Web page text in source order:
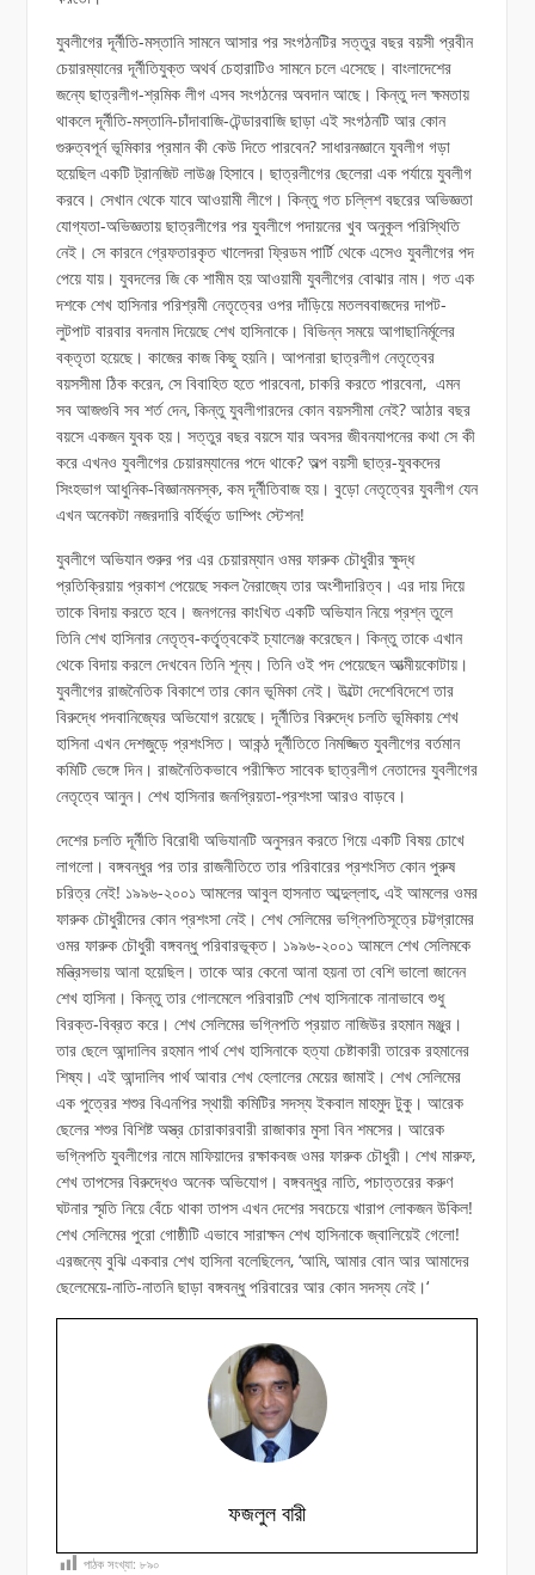
যুবলীগের দূর্নীতি-মস্তানি সামনে আসার পর সংগঠনটির সত্তুর বছর বয়সী প্রবীন
চেয়ারম্যানের দূর্নীতিযুক্ত অথর্ব চেহারাটিও সামনে চলে এসেছে। বাংলাদেশের
জন্যে ছাত্রলীগ-শ্রমিক লীগ এসব সংগঠনের অবদান আছে। কিন্তু দল ক্ষমতায়
থাকলে দূর্নীতি-মস্তানি-চাঁদাবাজি-টেন্ডারবাজি ছাড়া এই সংগঠনটি আর কোন
গুরুত্বপূর্ন ভূমিকার প্রমান কী কেউ দিতে পারবেন? সাধারনজ্ঞানে যুবলীগ গড়া
হয়েছিল একটি ট্রানজিট লাউঞ্জ হিসাবে। ছাত্রলীগের ছেলেরা এক পর্যায়ে যুবলীগ
করবে। সেখান থেকে যাবে আওয়ামী লীগে। কিন্তু গত চল্লিশ বছরের অভিজ্ঞতা
যোগ্যতা-অভিজ্ঞতায় ছাত্রলীগের পর যুবলীগে পদায়নের খুব অনুকূল পরিস্থিতি
নেই। সে কারনে গ্রেফতারকৃত খালেদরা ফ্রিডম পার্টি থেকে এসেও যুবলীগের পদ
পেয়ে যায়। যুবদলের জি কে শামীম হয় আওয়ামী যুবলীগের বোঝার নাম। গত এক
দশকে শেখ হাসিনার পরিশ্রমী নেতৃত্বের ওপর দাঁড়িয়ে মতলববাজদের দাপট-
লুটপাট বারবার বদনাম দিয়েছে শেখ হাসিনাকে। বিভিন্ন সময়ে আগাছানির্মূলের
বক্তৃতা হয়েছে। কাজের কাজ কিছু হয়নি। আপনারা ছাত্রলীগ নেতৃত্বের
বয়সসীমা ঠিক করেন, সে বিবাহিত হতে পারবেনা, চাকরি করতে পারবেনা, এমন
সব আজগুবি সব শর্ত দেন, কিন্তু যুবলীগারদের কোন বয়সসীমা নেই? আঠার বছর
বয়সে একজন যুবক হয়। সত্তুর বছর বয়সে যার অবসর জীবনযাপনের কথা সে কী
করে এখনও যুবলীগের চেয়ারম্যানের পদে থাকে? অল্প বয়সী ছাত্র-যুবকদের
সিংহভাগ আধুনিক-বিজ্ঞানমনস্ক, কম দূর্নীতিবাজ হয়। বুড়ো নেতৃত্বের যুবলীগ যেন
এখন অনেকটা নজরদারি বর্হির্ভূত ডাম্পিং স্টেশন!
যুবলীগে অভিযান শুরুর পর এর চেয়ারম্যান ওমর ফারুক চৌধুরীর ক্ষুদ্ধ
প্রতিক্রিয়ায় প্রকাশ পেয়েছে সকল নৈরাজ্যে তার অংশীদারিত্ব। এর দায় দিয়ে
তাকে বিদায় করতে হবে। জনগনের কাংখিত একটি অভিযান নিয়ে প্রশ্ন তুলে
তিনি শেখ হাসিনার নেতৃত্ব-কর্তৃ্ত্বকেই চ্যালেঞ্জ করেছেন। কিন্তু তাকে এখান
থেকে বিদায় করলে দেখবেন তিনি শূন্য। তিনি ওই পদ পেয়েছেন আত্মীয়কোটায়।
যুবলীগের রাজনৈতিক বিকাশে তার কোন ভূমিকা নেই। উল্টো দেশেবিদেশে তার
বিরুদ্ধে পদবানিজ্যের অভিযোগ রয়েছে। দূর্নীতির বিরুদ্ধে চলতি ভূমিকায় শেখ
হাসিনা এখন দেশজুড়ে প্রশংসিত। আকন্ঠ দূর্নীতিতে নিমজ্জিত যুবলীগের বর্তমান
কমিটি ভেঙ্গে দিন। রাজনৈতিকভাবে পরীক্ষিত সাবেক ছাত্রলীগ নেতাদের যুবলীগের
নেতৃত্বে আনুন। শেখ হাসিনার জনপ্রিয়তা-প্রশংসা আরও বাড়বে।
দেশের চলতি দূর্নীতি বিরোধী অভিযানটি অনুসরন করতে গিয়ে একটি বিষয় চোখে
লাগলো। বঙ্গবন্ধুর পর তার রাজনীতিতে তার পরিবারের প্রশংসিত কোন পুরুষ
চরিত্র নেই! ১৯৯৬-২০০১ আমলের আবুল হাসনাত আব্দুল্লাহ, এই আমলের ওমর
ফারুক চৌধুরীদের কোন প্রশংসা নেই। শেখ সেলিমের ভগ্নিপতিসূত্রে চট্টগ্রামের
ওমর ফারুক চৌধুরী বঙ্গবন্ধু পরিবারভূক্ত। ১৯৯৬-২০০১ আমলে শেখ সেলিমকে
মন্ত্রিসভায় আনা হয়েছিল। তাকে আর কেনো আনা হয়না তা বেশি ভালো জানেন
শেখ হাসিনা। কিন্তু তার গোলমেলে পরিবারটি শেখ হাসিনাকে নানাভাবে শুধু
বিরক্ত-বিব্রত করে। শেখ সেলিমের ভগ্নিপতি প্রয়াত নাজিউর রহমান মঞ্জুর।
তার ছেলে আন্দালিব রহমান পার্থ শেখ হাসিনাকে হত্যা চেষ্টাকারী তারেক রহমানের
শিষ্য। এই আন্দালিব পার্থ আবার শেখ হেলালের মেয়ের জামাই। শেখ সেলিমের
এক পুত্রের শশুর বিএনপির স্থায়ী কমিটির সদস্য ইকবাল মাহমুদ টুকু। আরেক
ছেলের শশুর বিশিষ্ট অস্ত্র চোরাকারবারী রাজাকার মুসা বিন শমসের। আরেক
ভগ্নিপতি যুবলীগের নামে মাফিয়াদের রক্ষাকবজ ওমর ফারুক চৌধুরী। শেখ মারুফ,
শেখ তাপসের বিরুদ্ধেও অনেক অভিযোগ। বঙ্গবন্ধুর নাতি, পচাত্তরের করুণ
ঘটনার স্মৃতি নিয়ে বেঁচে থাকা তাপস এখন দেশের সবচেয়ে খারাপ লোকজন উকিল!
শেখ সেলিমের পুরো গোষ্ঠীটি এভাবে সারাক্ষন শেখ হাসিনাকে জ্বালিয়েই গেলো!
এরজন্যে বুঝি একবার শেখ হাসিনা বলেছিলেন, ‘আমি, আমার বোন আর আমাদের
ছেলেমেয়ে-নাতি-নাতনি ছাড়া বঙ্গবন্ধু পরিবারের আর কোন সদস্য নেই।‘
ফজলুল বারী
পাঠক সংখ্যা: ৮৯০